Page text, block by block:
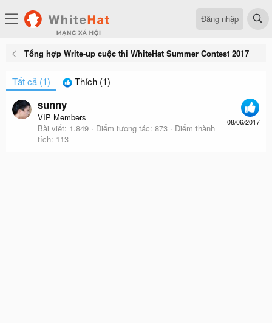
Đăng nhập
Tổng hợp Write-up cuộc thi WhiteHat Summer Contest 2017
Tất cả (1) Thích (1)
08/06/2017
sunny
VIP Members
Bài viết 1.849 Điểm tương tác 873
Điểm thành
tích 113